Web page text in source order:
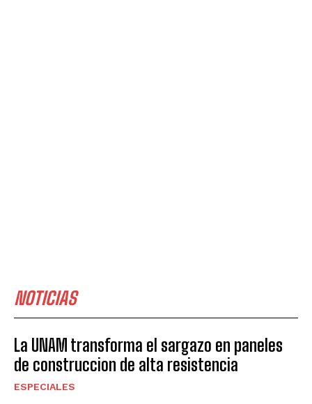
NOTICIAS
La UNAM transforma el sargazo en paneles
de construccion de alta resistencia
ESPECIALES